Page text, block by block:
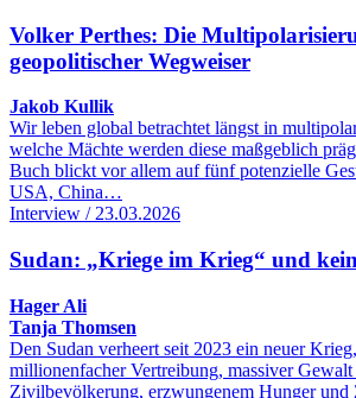
Volker Perthes: Die
geopolitischer Wegweiser
Jakob Kullik
Wir leben global betrachtet längst in
welche Mächte werden diese maßgeblich
Buch blickt vor allem auf fünf potenzielle
USA, China…
Interview / 23.03.2026
Sudan: „Kriege im Krieg“ und
Hager Ali
Tanja Thomsen
Den Sudan verheert seit 2023 ein neuer
millionenfacher Vertreibung, massiver Gewalt
Zivilbevölkerung, erzwungenem Hunger und